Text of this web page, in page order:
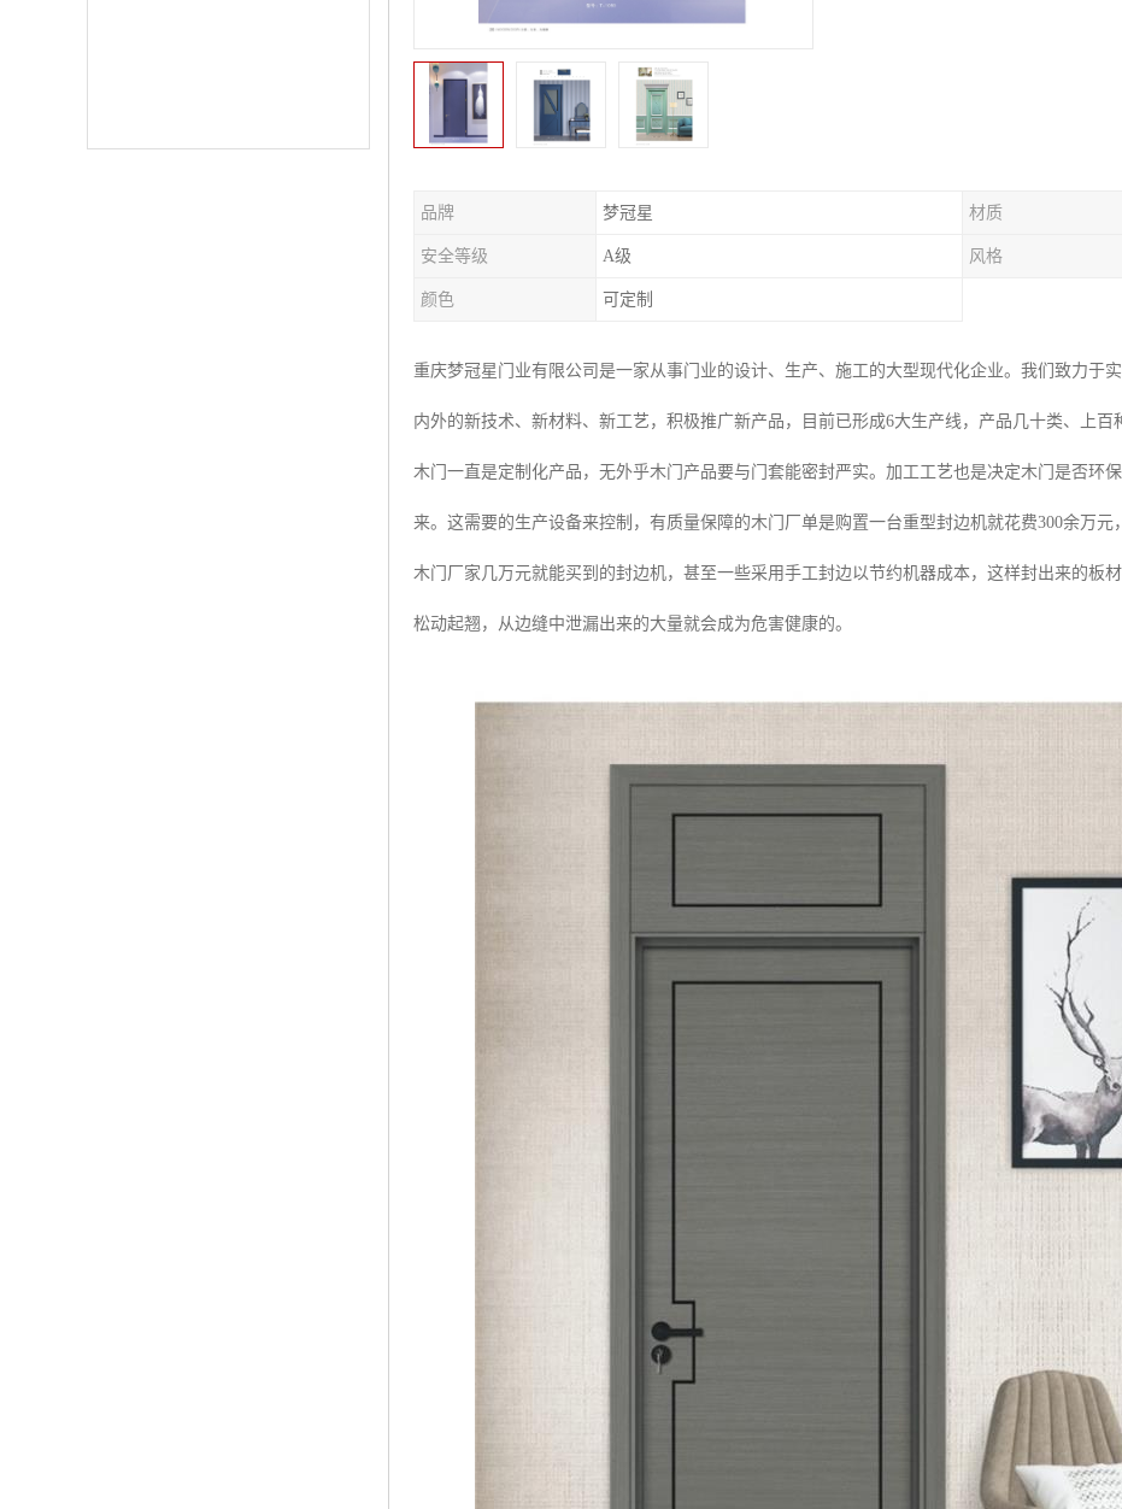
品牌 梦冠星 材质
安全等级 A级 风格
颜色 可定制
重庆梦冠星门业有限公司是一家从事门业的设计、生产、施工的大型现代化企业。我们致力于
内外的新技术、新材料、新工艺，积极推广新产品，目前已形成6大生产线，产品几十类、上百
木门一直是定制化产品，无外乎木门产品要与门套能密封严实。加工工艺也是决定木门是否环
来。这需要的生产设备来控制，有质量保障的木门厂单是购置一台重型封边机就花费300余万
木门厂家几万元就能买到的封边机，甚至一些采用手工封边以节约机器成本，这样封出来的板
松动起翘，从边缝中泄漏出来的大量就会成为危害健康的。